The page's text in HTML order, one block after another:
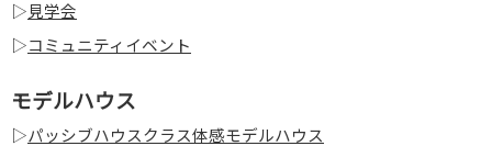
▷ 見学会
▷コミュニティイベント
モデルハウス
▷パッシブハウスクラス体感モデルハウス